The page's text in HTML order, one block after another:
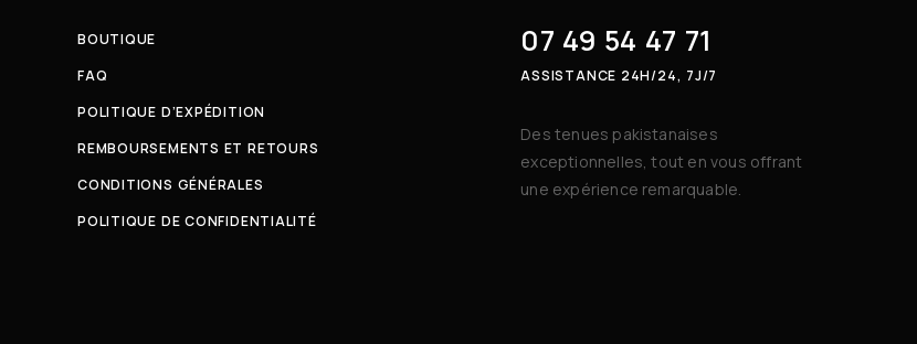
BOUTIQUE
FAQ
POLITIQUE D’EXPÉDITION
REMBOURSEMENTS ET RETOURS
CONDITIONS GÉNÉRALES
POLITIQUE DE CONFIDENTIALITÉ
07 49 54 47 71
ASSISTANCE 24H/24, 7J/7
Des tenues pakistanaises
exceptionnelles, tout en vous offrant
une expérience remarquable.